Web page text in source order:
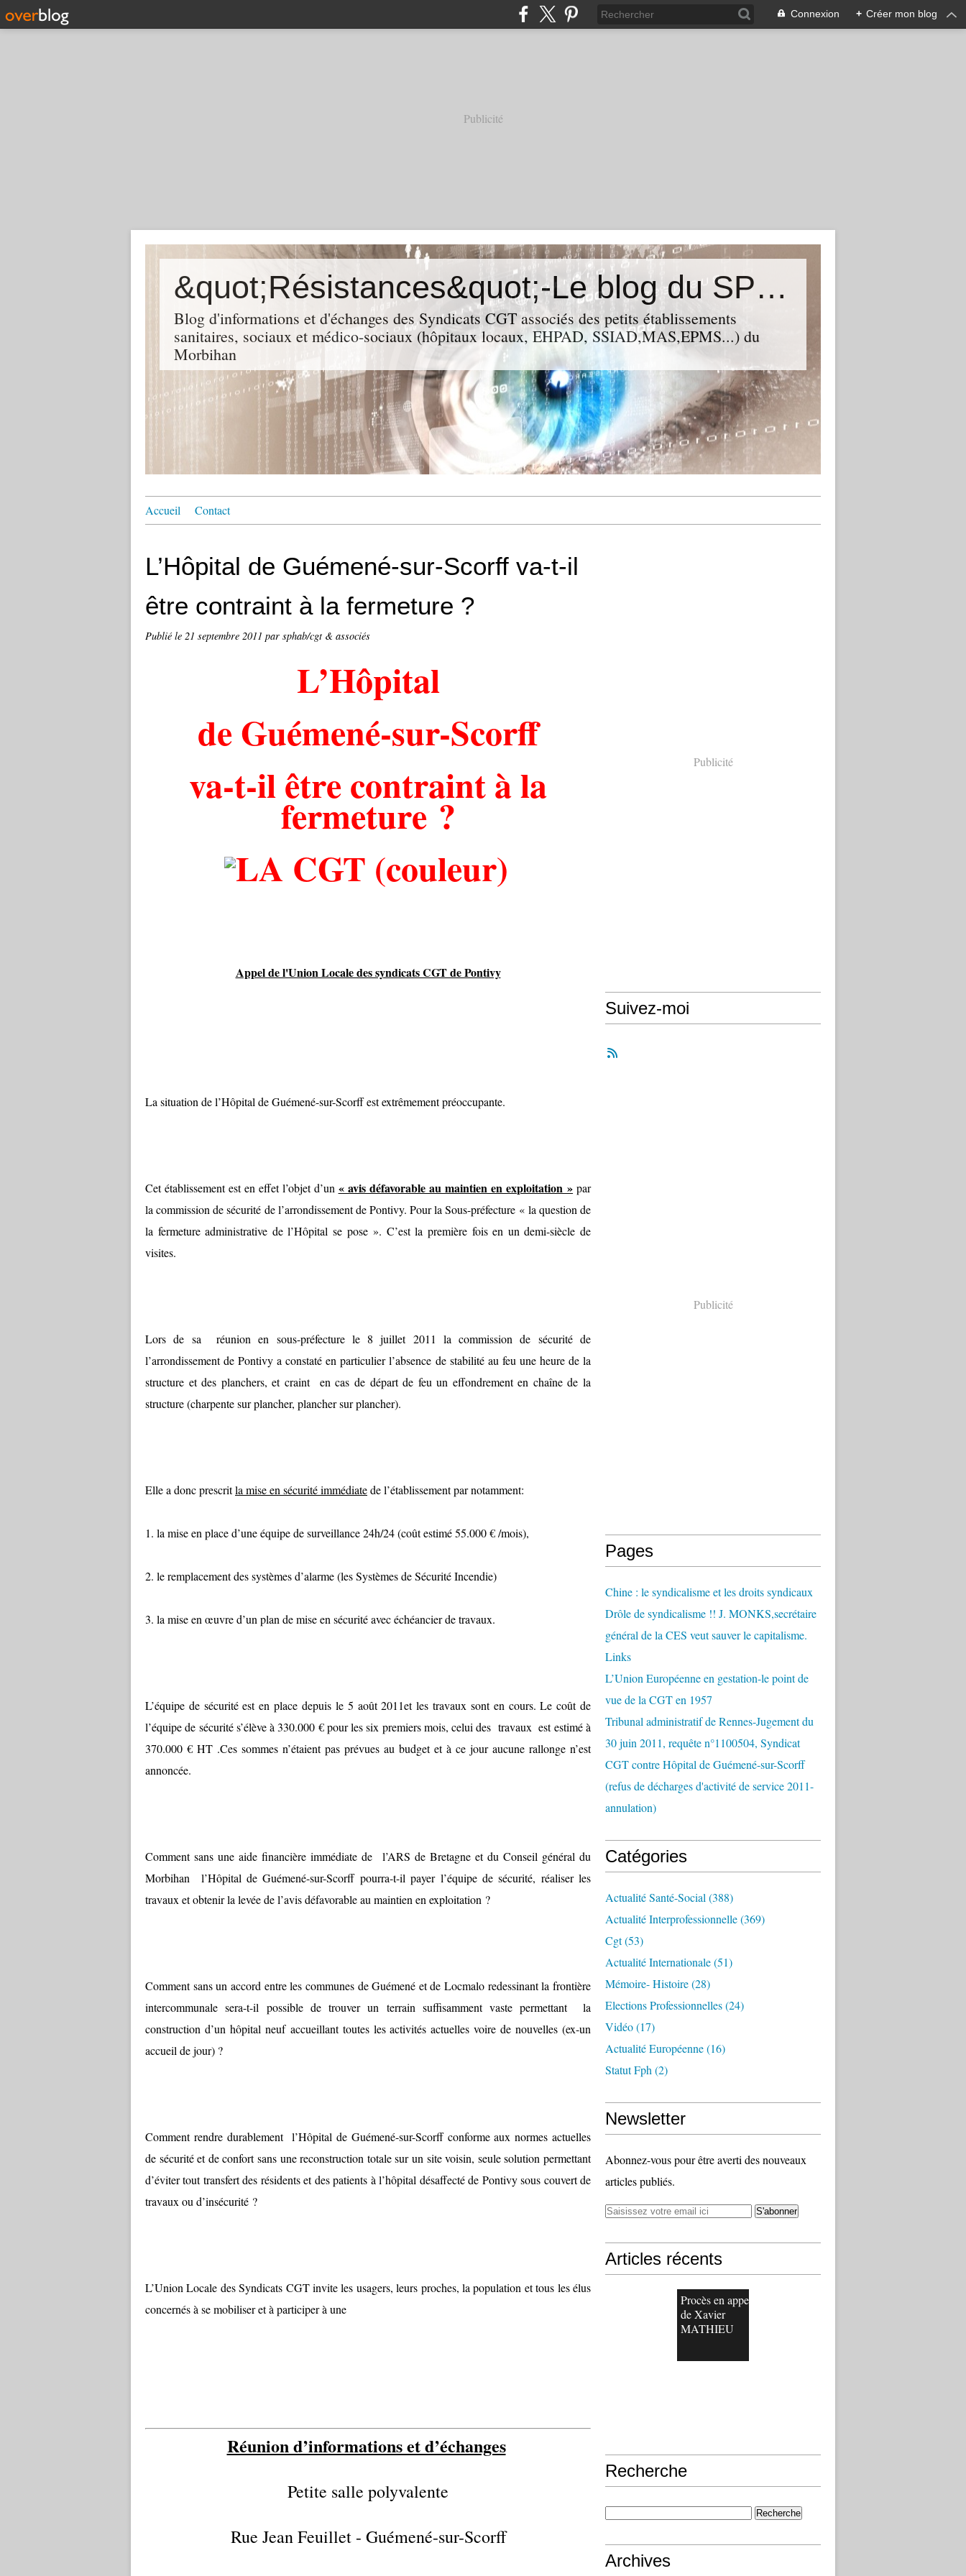
Connexion + Créer mon blog
Publicité
&quot;Résistances&quot;-Le blog du SPHAB/CGT (56-Guémené-sur-Scorff) et des Syndicats CGT associés des petits établissements sanitaires, sociaux et médico-sociaux du Morbihan qui résistent à la casse
Blog d'informations et d'échanges des Syndicats CGT associés des petits établissements
sanitaires, sociaux et médico-sociaux (hôpitaux locaux, EHPAD, SSIAD,MAS,EPMS...) du
Morbihan
Accueil Contact
L’Hôpital de Guémené-sur-Scorff va-t-il
être contraint à la fermeture ?
Publié le 21 septembre 2011 par sphab/cgt & associés
L’Hôpital
de Guémené-sur-Scorff
va-t-il être contraint à la
fermeture ?
Appel de l'Union Locale des syndicats CGT de Pontivy
La situation de l’Hôpital de Guémené-sur-Scorff est extrêmement préoccupante.
Cet établissement est en effet l’objet d’un « avis défavorable au maintien en exploitation » par
la commission de sécurité de l’arrondissement de Pontivy. Pour la Sous-préfecture « la question de
la fermeture administrative de l’Hôpital se pose ». C’est la première fois en un demi-siècle de
visites.
Lors de sa réunion en sous-préfecture le 8 juillet 2011 la commission de sécurité de
l’arrondissement de Pontivy a constaté en particulier l’absence de stabilité au feu une heure de la
structure et des planchers, et craint en cas de départ de feu un effondrement en chaîne de la
structure (charpente sur plancher, plancher sur plancher).
Elle a donc prescritla mise en sécurité immédiatede l’établissement par notamment:
1. la mise en place d’une équipe de surveillance 24h/24 (coût estimé 55.000 € /mois),
2. le remplacement des systèmes d’alarme (les Systèmes de Sécurité Incendie)
3. la mise en œuvre d’un plan de mise en sécurité avec échéancier de travaux.
L’équipe de sécurité est en place depuis le 5 août 2011et les travaux sont en cours. Le coût de
l’équipe de sécurité s’élève à 330.000 € pour les six premiers mois, celui des travaux est estimé à
370.000 € HT .Ces sommes n’étaient pas prévues au budget et à ce jour aucune rallonge n’est
annoncée.
Comment sans une aide financière immédiate de l’ARS de Bretagne et du Conseil général du
Morbihan l’Hôpital de Guémené-sur-Scorff pourra-t-il payer l’équipe de sécurité, réaliser les
travaux et obtenir la levée de l’avis défavorable au maintien en exploitation ?
Comment sans un accord entre les communes de Guémené et de Locmalo redessinant la frontière
intercommunale sera-t-il possible de trouver un terrain suffisamment vaste permettant la
construction d’un hôpital neuf accueillant toutes les activités actuelles voire de nouvelles (ex-un
accueil de jour) ?
Comment rendre durablement l’Hôpital de Guémené-sur-Scorff conforme aux normes actuelles
de sécurité et de confort sans une reconstruction totale sur un site voisin, seule solution permettant
d’éviter tout transfert des résidents et des patients à l’hôpital désaffecté de Pontivy sous couvert de
travaux ou d’insécurité ?
L’Union Locale des Syndicats CGT invite les usagers, leurs proches, la population et tous les élus
concernés à se mobiliser et à participer à une
Réunion d’informations et d’échanges
Petite salle polyvalente
Rue Jean Feuillet - Guémené-sur-Scorff
Publicité
Suivez-moi
Publicité
Pages
Chine : le syndicalisme et les droits syndicaux
Drôle de syndicalisme !! J. MONKS,secrétaire
général de la CES veut sauver le capitalisme.
Links
L’Union Européenne en gestation-le point de
vue de la CGT en 1957
Tribunal administratif de Rennes-Jugement du
30 juin 2011, requête n°1100504, Syndicat
CGT contre Hôpital de Guémené-sur-Scorff
(refus de décharges d'activité de service 2011-
annulation)
Catégories
Actualité Santé-Social (388)
Actualité Interprofessionnelle(369)
Cgt(53)
Actualité Internationale(51)
Mémoire- Histoire(28)
Elections Professionnelles(24)
Vidéo(17)
Actualité Européenne(16)
Statut Fph (2)
Newsletter
Abonnez-vous pour être averti des nouveaux
articles publiés.
Articles récents
Procès en appel
de Xavier
MATHIEU
Recherche
Archives